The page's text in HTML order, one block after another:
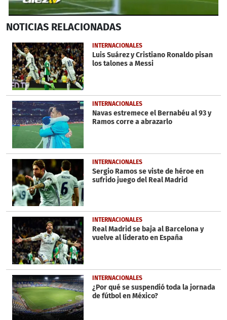
seconds
36
seconds
NOTICIAS RELACIONADAS
INTERNACIONALES
Luis Suárez y Cristiano Ronaldo pisan
los talones a Messi
INTERNACIONALES
Navas estremece el Bernabéu al 93 y
Ramos corre a abrazarlo
INTERNACIONALES
Sergio Ramos se viste de héroe en
sufrido juego del Real Madrid
INTERNACIONALES
Real Madrid se baja al Barcelona y
vuelve al liderato en España
INTERNACIONALES
¿Por qué se suspendió toda la jornada
de fútbol en México?